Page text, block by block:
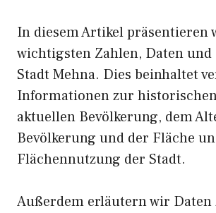
In diesem Artikel präsentieren
wichtigsten Zahlen, Daten und
Stadt Mehna. Dies beinhaltet
Informationen zur
aktuellen Bevölkerung, dem
Bevölkerung und der Fläche
Flächennutzung der Stadt.
Außerdem erläutern wir Daten